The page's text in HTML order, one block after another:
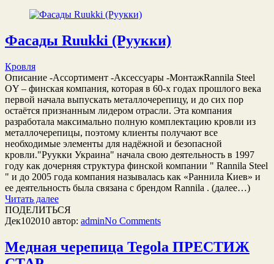
Фасады Ruukki (Руукки)
Кровля
Описание -Ассортимент -Аксессуары -МонтажRannila Steel
OY – финская компания, которая в 60-х годах прошлого века
первой начала выпускать металлочерепицу, и до сих пор
остаётся признанным лидером отрасли. Эта компания
разработала максимально полную комплектацию кровли из
металлочерепицы, поэтому клиенты получают все
необходимые элементы для надёжной и безопасной
кровли."Руукки Украина" начала свою деятельность в 1997
году как дочерняя структура финской компании " Rannila Steel
" и до 2005 года компания называлась как «Раннила Киев» и
ее деятельность была связана с брендом Rannila . (далее…)
Читать далее
ПОДЕЛИТЬСЯ
Дек102010 автор: adminNo Comments
Медная черепица Tegola ПРЕСТИЖ